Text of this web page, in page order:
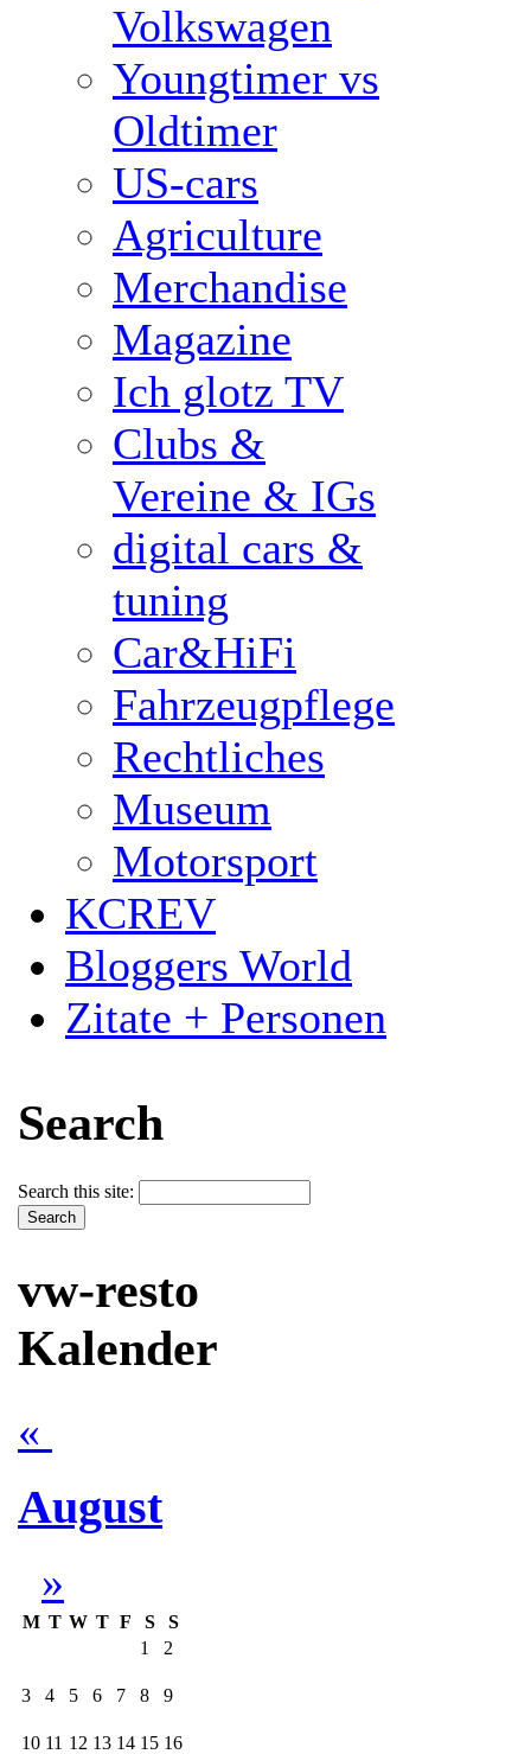
Volkswagen
Youngtimer vs
Oldtimer
US-cars
Agriculture
Merchandise
Magazine
Ich glotz TV
Clubs &
Vereine & IGs
digital cars &
tuning
Car&HiFi
Fahrzeugpflege
Rechtliches
Museum
Motorsport
KCREV
Bloggers World
Zitate + Personen
Search
Search this site:
vw-resto
Kalender
«
August
»
M T W T F S
S
1
2
3 4 5 6 7 8 9
10 11 12 13 14 15 16